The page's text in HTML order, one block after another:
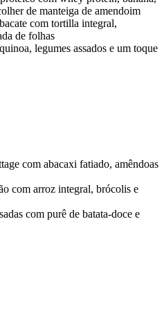
de manteiga de amendoim
com tortilla integral,
de folhas
legumes assados e um toque
com abacaxi fatiado, amêndoas
com arroz integral, brócolis e
com purê de batata-doce e